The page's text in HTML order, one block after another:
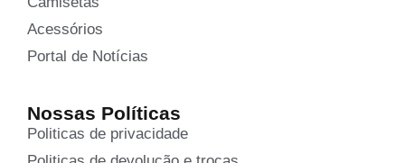
Acessórios
Portal de Notícias
Nossas Políticas
Politicas de privacidade